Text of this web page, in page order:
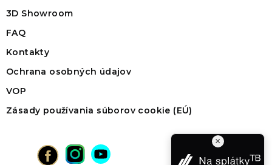
3D Showroom
FAQ
Kontakty
Ochrana osobných údajov
VOP
Zásady používania súborov cookie (EÚ)
×